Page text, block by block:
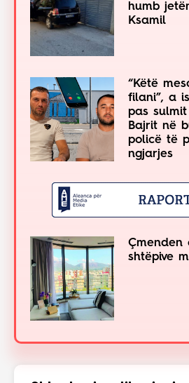
humb
Ksamil
“Këtë
filani”, a
pas
Bajrit në
policë të
ngjarjes
Çmenden
shtëpive